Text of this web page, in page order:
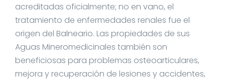
acreditadas oficialmente; no en vano, el
tratamiento de enfermedades renales fue el
origen del Balneario. Las propiedades de sus
Aguas Mineromedicinales también son
beneficiosas para problemas osteoarticulares,
mejora y recuperación de lesiones y accidentes,